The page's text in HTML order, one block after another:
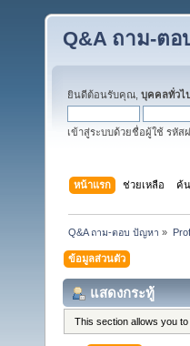
Q&A ถาม-ต
ยินดีต้อนรับคุณ, บุคคลทั่วไป
เข้าสู่ระบบด้วยชื่อผู้ใช้ รหัส
หน้าแรก ช่วยเหลือ ค้
Q&A ถาม-ตอบ ปัญหา »
ข้อมูลส่วนตัว
แสดงกระทู้
This section allows you